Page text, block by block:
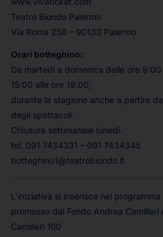
Teatro Biondo Palermo
Via Roma 258 – 90133 Palermo
Orari botteghino:
Da martedì a domenica dalle ore
15:00 alle ore 19:00;
durante la stagione anche a partire da
degli spettacoli.
Chiusura settimanale lunedì.
tel. 091 7434331 – 091 7434345
botteghino1@teatrobiondo.it
L’iniziativa si inserisce nel
promosso dal Fondo Andrea
Camilleri 100